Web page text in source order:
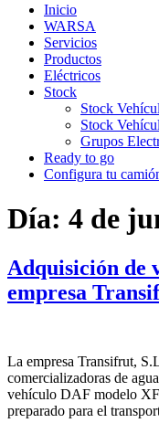
Inicio
WARSA
Servicios
Productos
Eléctricos
Stock
Stock
Stock
Grupos
Ready to go
Configura tu
Día: 4 de
Adquisición de
empresa
La empresa Transifrut,
comercializadoras de
vehículo DAF modelo
preparado para el